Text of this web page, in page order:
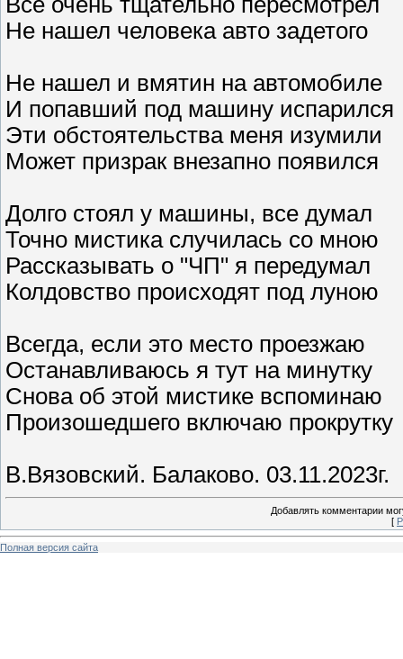
Не нашел человека авто задетого
Не нашел и вмятин на автомобиле
И попавший под машину испарился
Эти обстоятельства меня изумили
Может призрак внезапно появился
Долго стоял у машины, все думал
Точно мистика случилась со мною
Рассказывать о "ЧП" я передумал
Колдовство происходят под луною
Всегда, если это место проезжаю
Останавливаюсь я тут на минутку
Снова об этой мистике вспоминаю
Произошедшего включаю прокрутку
В.Вязовский. Балаково. 03.11.2023г.
Добавлять комментарии
[
Полная версия сайта